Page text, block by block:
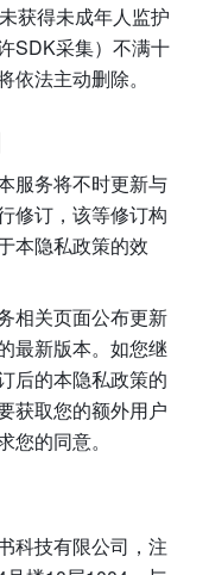
获得未成年人监护
SDK采集）不满十
法主动删除。
服务将不时更新与
修订，该等修订构
本隐私政策的效
相关页面公布更新
最新版本。如您继
后的本隐私政策的
获取您的额外用户
您的同意。
科技有限公司，注